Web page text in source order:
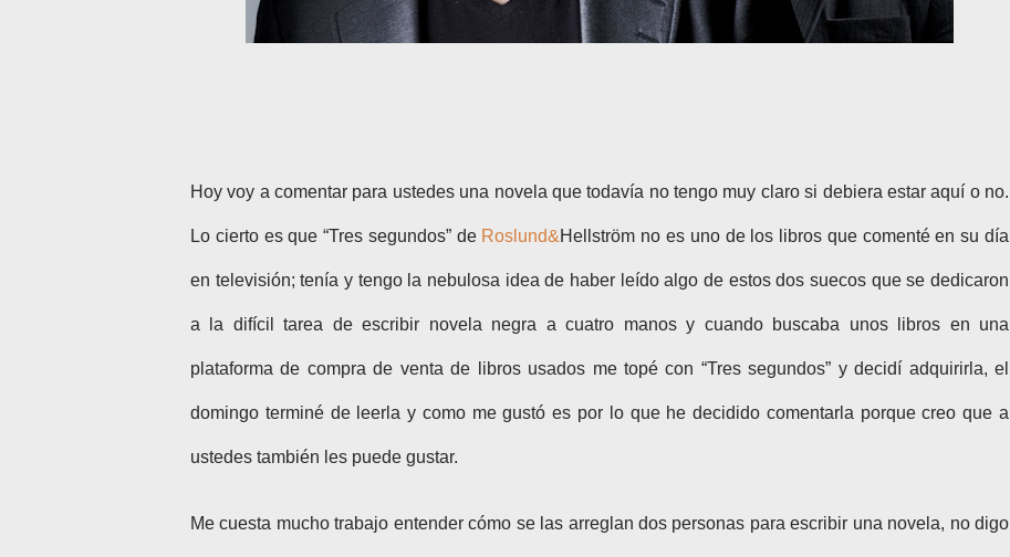
Hoy voy a comentar para ustedes una novela que todavía no tengo muy claro si debiera estar aquí o no.
Lo cierto es que “Tres segundos” de Roslund&Hellström no es uno de los libros que comenté en su día
en televisión; tenía y tengo la nebulosa idea de haber leído algo de estos dos suecos que se dedicaron
a la difícil tarea de escribir novela negra a cuatro manos y cuando buscaba unos libros en una
plataforma de compra de venta de libros usados me topé con “Tres segundos” y decidí adquirirla, el
domingo terminé de leerla y como me gustó es por lo que he decidido comentarla porque creo que a
ustedes también les puede gustar.
Me cuesta mucho trabajo entender cómo se las arreglan dos personas para escribir una novela, no digo